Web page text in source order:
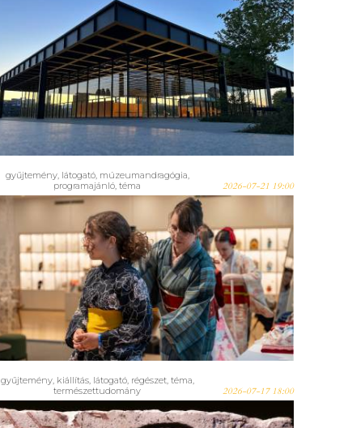
Múzeumok politikai
nyomás alatt
gyűjtemény, látogató, múzeumandragógia
programajánló ,téma 2026-07-21 19:00
Ismét Manga Nap a
Néprajziban! – 2026. július 25.
gyűjtemény, kiállítás, látogató, régészet, téma,
természettudomány
2026-07-17 18:00